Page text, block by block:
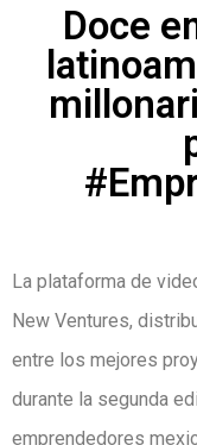
Doce
La plataforma de
New Ventures,
entre los mejores
durante la segunda
emprendedores